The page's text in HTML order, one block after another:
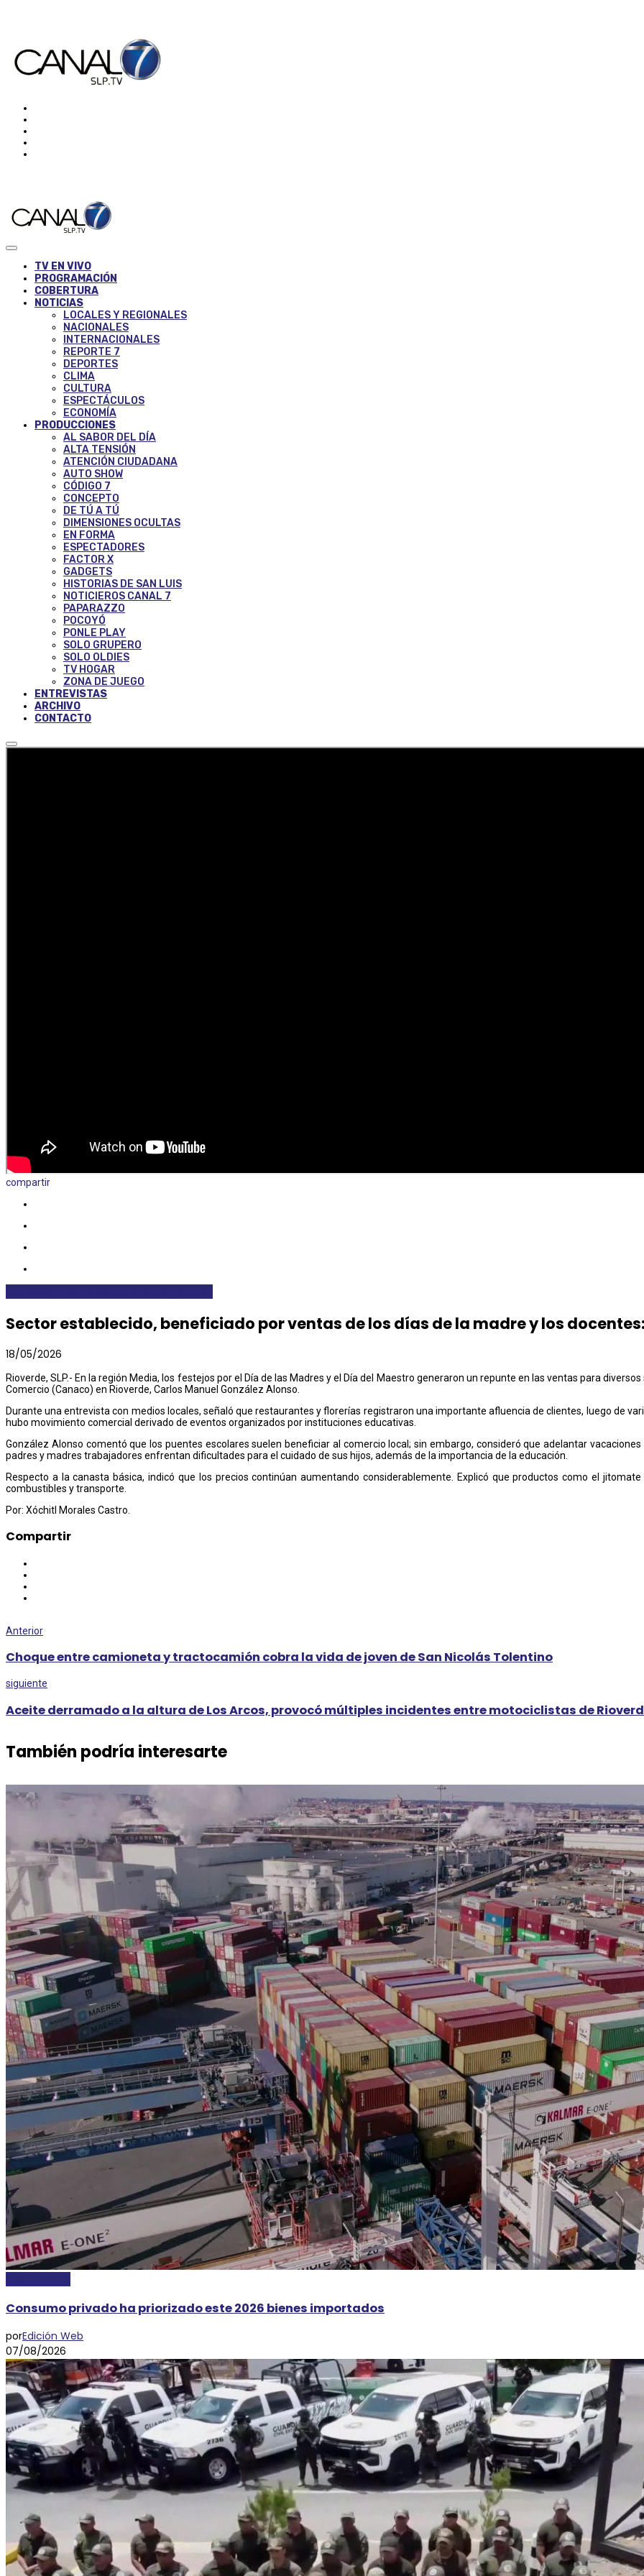
TV EN VIVO
PROGRAMACIÓN
COBERTURA
NOTICIAS
LOCALES Y REGIONALES
NACIONALES
INTERNACIONALES
REPORTE 7
DEPORTES
CLIMA
CULTURA
ESPECTÁCULOS
ECONOMÍA
PRODUCCIONES
AL SABOR DEL DÍA
ALTA TENSIÓN
ATENCIÓN CIUDADANA
AUTO SHOW
CÓDIGO 7
CONCEPTO
DE TÚ A TÚ
DIMENSIONES OCULTAS
EN FORMA
ESPECTADORES
FACTOR X
GADGETS
HISTORIAS DE SAN LUIS
NOTICIEROS CANAL 7
PAPARAZZO
POCOYÓ
PONLE PLAY
SOLO GRUPERO
SOLO OLDIES
TV HOGAR
ZONA DE JUEGO
ENTREVISTAS
ARCHIVO
CONTACTO
compartir
Sector establecido, beneficiado por ventas de los días de la madre y los docentes:
18/05/2026
Rioverde, SLP.- En la región Media, los festejos por el Día de las Madres y el Día del Maestro generaron un repunte en las ventas para
Comercio (Canaco) en Rioverde, Carlos Manuel González Alonso.
Durante una entrevista con medios locales, señaló que restaurantes y florerías registraron una importante afluencia de clientes, luego de
hubo movimiento comercial derivado de eventos organizados por instituciones educativas.
González Alonso comentó que los puentes escolares suelen beneficiar al comercio local; sin embargo, consideró que adelantar
padres y madres trabajadores enfrentan dificultades para el cuidado de sus hijos, además de la importancia de la educación.
Respecto a la canasta básica, indicó que los precios continúan aumentando considerablemente. Explicó que productos como el
combustibles y transporte.
Por: Xóchitl Morales Castro.
Compartir
Anterior
Choque entre camioneta y tractocamión cobra la vida de joven de San Nicolás Tolentino
siguiente
Aceite derramado a la altura de Los Arcos, provocó múltiples incidentes entre motociclistas de
También podría interesarte
Consumo privado ha priorizado este 2026 bienes importados
porEdición Web
07/08/2026